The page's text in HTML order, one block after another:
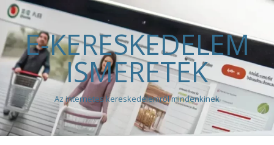
E-KERESKEDELEM
ISMERETEK
Az internetes kereskedelemről mindenkinek